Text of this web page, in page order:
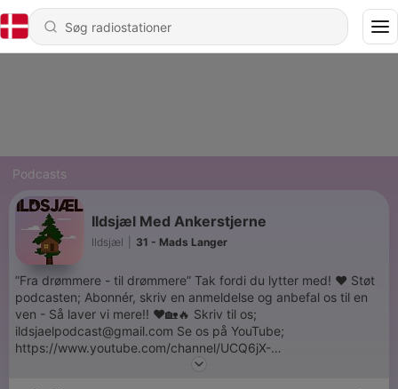
Podcasts
Ildsjæl Med Ankerstjerne
Ildsjæl 31 - Mads Langer
”Fra drømmere - til drømmere” Tak fordi du lytter med! ♥️ Støt
podcasten; Abonnér, skriv en anmeldelse og anbefal os til en
ven - Så laver vi mere!! ♥️🏡🔥 Skriv til os;
ildsjaelpodcast@gmail.com Se os på YouTube;
https://www.youtube.com/channel/UCQ6jX-